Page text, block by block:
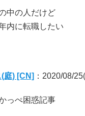
中の人だけど
内に転職したい
庭) [CN] ：2020/08/
っぺ困惑記事